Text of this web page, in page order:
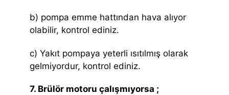
b) pompa emme hattından hava alıyor
olabilir, kontrol ediniz.
c) Yakıt pompaya yeterli ısıtılmış olarak
gelmiyordur, kontrol ediniz.
7. Brülör motoru çalışmıyorsa ;